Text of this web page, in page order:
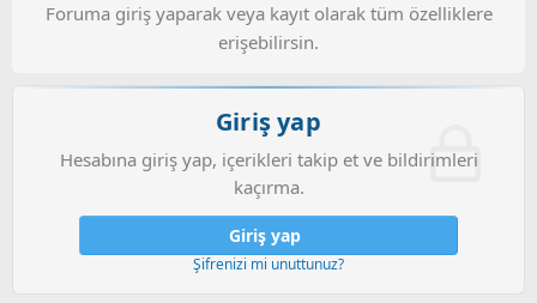
Foruma giriş yaparak veya kayıt olarak tüm özelliklere
erişebilirsin.
Giriş yap
Hesabına giriş yap, içerikleri takip et ve bildirimleri
kaçırma.
Giriş yap
Şifrenizi mi unuttunuz?